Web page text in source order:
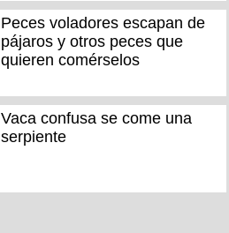
Peces voladores escapan de
pájaros y otros peces que
quieren comérselos
Vaca confusa se come una
serpiente